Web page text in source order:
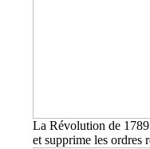
La Révolution de
et supprime les ordres